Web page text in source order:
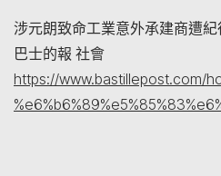
涉元朗致命工業意外承建商遭
巴士的報 社會
https://www.bastillepost.com/